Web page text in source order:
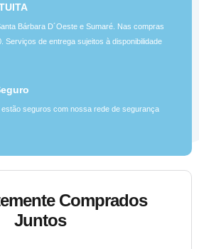
Bárbara D´Oeste e Sumaré. Nas compras
Serviços de entrega sujeitos à disponibilidade
seguros com nossa rede de segurança
Comprados
Juntos